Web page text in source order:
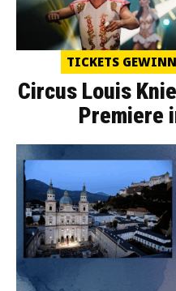
TICKETS
Circus Louis
Premiere